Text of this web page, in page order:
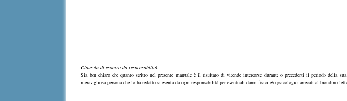
Clausola di esonero da responsabilità.
Sia ben chiaro che quanto scritto nel presente manuale è il risultato di vicende intercorse durante o precedenti il periodo della
meravigliosa persona che lo ha redatto si esenta da ogni responsabilità per eventuali danni fisici e/o psicologici arrecati al biondino